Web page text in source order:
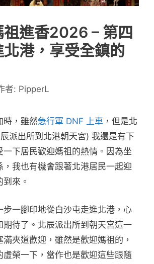
祖進香2026 – 第四
港，享受全鎮的
者: PipperL
時，雖然急行軍 DNF 上車 ，但是北
派出所到北港朝天宮) 我還是有下
一下居民歡迎媽祖的熱情。因為坐
，我也有機會跟著北港居民一起迎
來。
步一腳印地從白沙屯走進北港，心
期待了。北辰派出所到朝天宮這一
夾道歡迎，雖然是歡迎媽祖的，
虛榮一下，當作也是歡迎這些跟隨